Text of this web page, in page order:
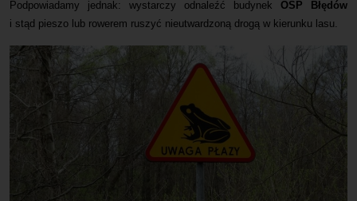
Podpowiadamy jednak: wystarczy odnaleźć budynek OSP Błędów
i stąd pieszo lub rowerem ruszyć nieutwardzoną drogą w kierunku lasu.